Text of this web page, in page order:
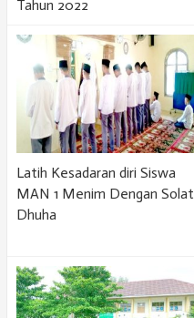
Tahun 2022
Latih Kesadaran diri Siswa
MAN 1 Menim Dengan Solat
Dhuha